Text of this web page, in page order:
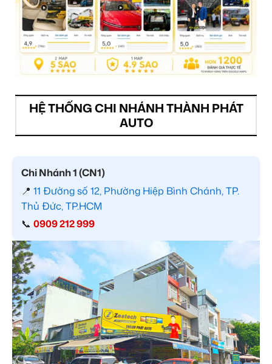
HỆ THỐNG CHI NHÁNH THÀNH PHÁT
AUTO
Chi Nhánh 1 (CN1)
📍 11 Đường số 12, Phường Hiệp Bình Chánh, TP.
Thủ Đức, TP.HCM
📞 0909 212 999